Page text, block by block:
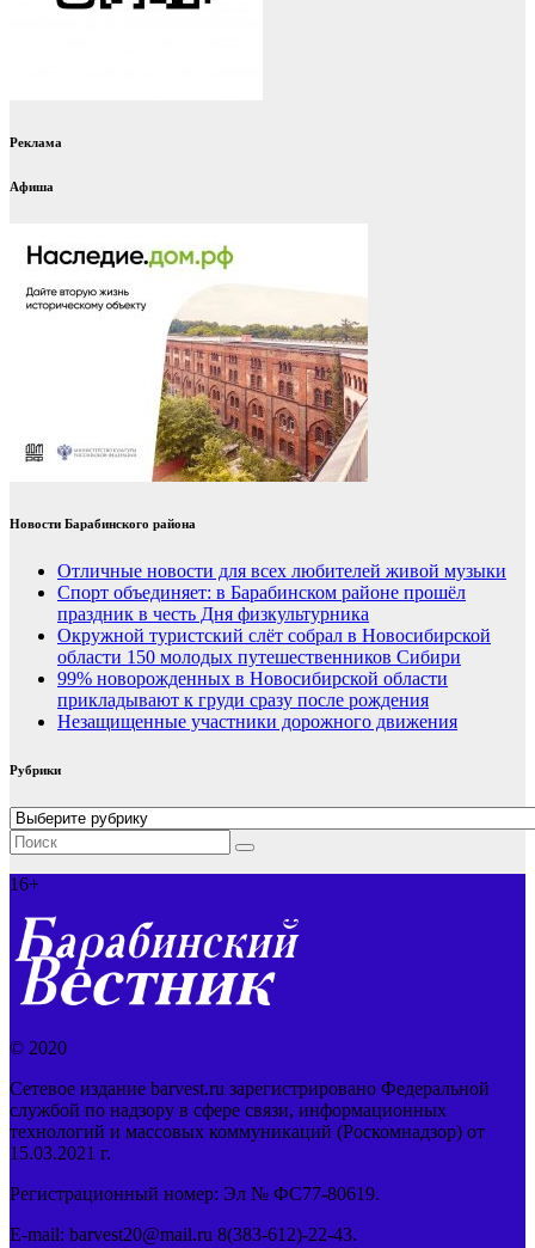
Реклама
Афиша
Новости Барабинского района
Отличные новости для всех любителей живой музыки
Спорт объединяет: в Барабинском районе прошёл
праздник в честь Дня физкультурника
Окружной туристский слёт собрал в Новосибирской
области 150 молодых путешественников Сибири
99% новорожденных в Новосибирской области
прикладывают к груди сразу после рождения
Незащищенные участники дорожного движения
Рубрики
Рубрики
16+
© 2020
Сетевое издание barvest.ru зарегистрировано Федеральной
службой по надзору в сфере связи, информационных
технологий и массовых коммуникаций (Роскомнадзор) от
15.03.2021 г.
Регистрационный номер: Эл № ФС77-80619.
E-mail: barvest20@mail.ru 8(383-612)-22-43.